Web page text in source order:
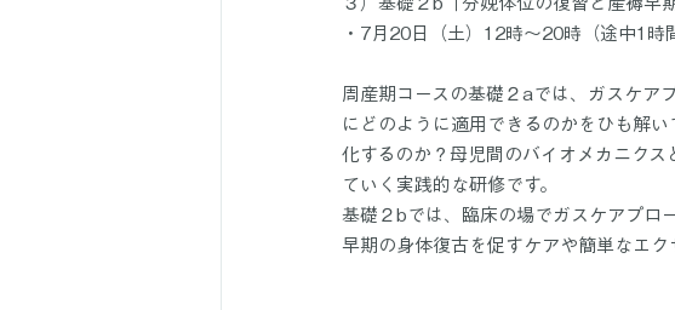
・7月20日（土）12時～20時（途中1時
周産期コースの基礎２aでは、ガスケア
にどのように適用できるのかをひも解
化するのか？母児間のバイオメカニク
ていく実践的な研修です。
基礎２bでは、臨床の場でガスケアプロ
早期の身体復古を促すケアや簡単なエク